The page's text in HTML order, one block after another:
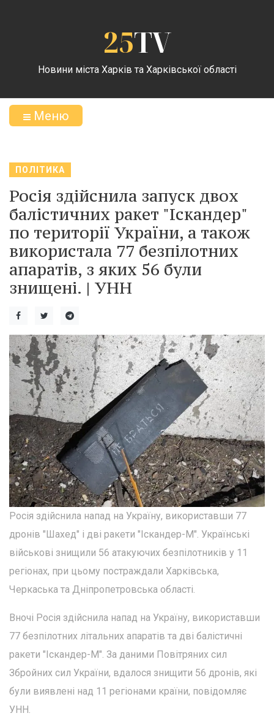
25TV
Новини міста Харків та Харківської області
Меню
ПОЛІТИКА
Росія здійснила запуск двох
балістичних ракет "Іскандер"
по території України, а також
використала 77 безпілотних
апаратів, з яких 56 були
знищені. | УНН
Росія здійснила напад на Україну, використавши 77
дронів "Шахед" і дві ракети "Іскандер-М". Українські
військові знищили 56 атакуючих безпілотників у 11
регіонах, при цьому постраждали Харківська,
Черкаська та Дніпропетровська області.
Вночі Росія здійснила напад на Україну, використавши
77 безпілотних літальних апаратів та дві балістичні
ракети "Іскандер-М". За даними Повітряних сил
Збройних сил України, вдалося знищити 56 дронів, які
були виявлені над 11 регіонами країни, повідомляє
УНН.